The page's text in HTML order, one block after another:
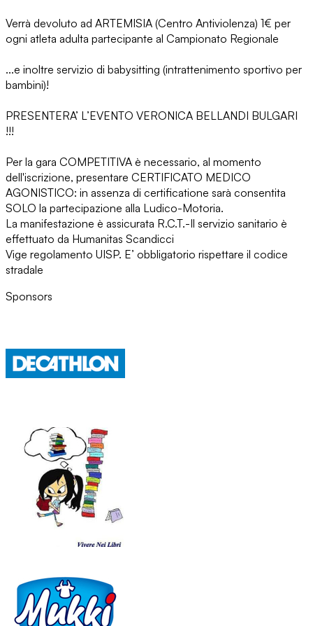
Verrà devoluto ad ARTEMISIA (Centro Antiviolenza) 1€ per
ogni atleta adulta partecipante al Campionato Regionale
...e inoltre servizio di babysitting (intrattenimento sportivo per
bambini)!
PRESENTERA’ L’EVENTO VERONICA BELLANDI BULGARI
!!!
Per la gara COMPETITIVA è necessario, al momento
dell'iscrizione, presentare CERTIFICATO MEDICO
AGONISTICO: in assenza di certificatione sarà consentita
SOLO la partecipazione alla Ludico-Motoria.
La manifestazione è assicurata R.C.T.-Il servizio sanitario è
effettuato da Humanitas Scandicci
Vige regolamento UISP. E’ obbligatorio rispettare il codice
stradale
Sponsors